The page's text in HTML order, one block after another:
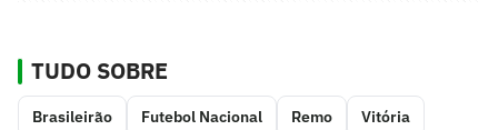
TUDO SOBRE
Brasileirão Futebol Nacional Remo Vitória